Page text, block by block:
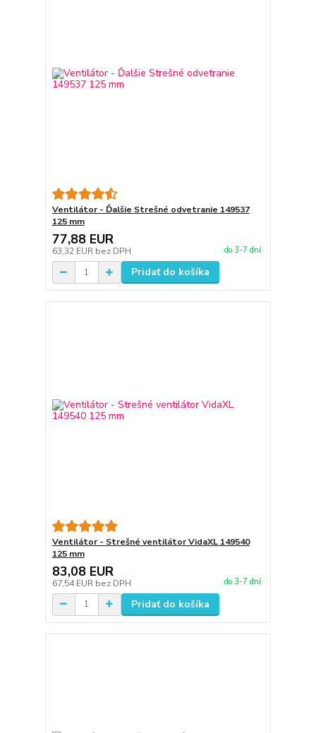
Ventilátor - Ďalšie Strešné odvetranie 149537
125 mm
77,88 EUR
63,32 EUR bez DPH do 3-7 dní
Pridať do košíka
Ventilátor - Strešné ventilátor VidaXL 149540
125 mm
83,08 EUR
67,54 EUR bez DPH do 3-7 dní
Pridať do košíka